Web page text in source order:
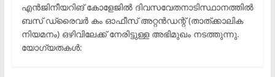
എൻജിനീയറിങ് കോളേജിൽ ദിവസവേതനാടിസ്ഥാനത്തിൽ
ബസ് ഡ്രൈവർ കം ഓഫീസ് അറ്റൻഡന്റ് (താത്ക്കാലിക
നിയമനം) ഒഴിവിലേക്ക് നേരിട്ടുള്ള അഭിമുഖം നടത്തുന്നു.​
യോഗ്യതകൾ: